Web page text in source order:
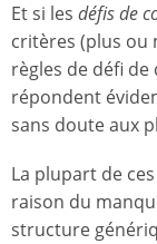
Et si les défis de
critères (plus ou
règles de défi
répondent
sans doute aux
La plupart de
raison du
structure